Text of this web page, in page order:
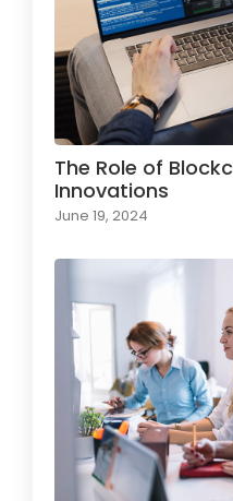
The Role of
Innovations
June 19, 2024